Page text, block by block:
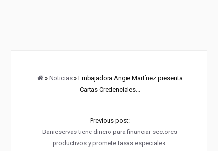
» Noticias» Embajadora Angie Martínez presenta
Cartas Credenciales...
Previous post:
Banreservas tiene dinero para financiar sectores
productivos y promete tasas especiales.